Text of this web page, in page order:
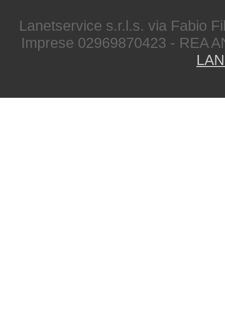
Lanetservice s.r.l.s. via Fabio
Imprese 02969870423 - REA